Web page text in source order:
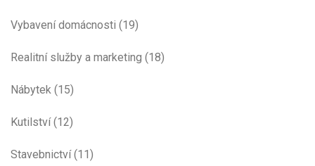
Vybavení domácnosti (19)
Realitní služby a marketing (18)
Nábytek (15)
Kutilství(12)
Stavebnictví(11)